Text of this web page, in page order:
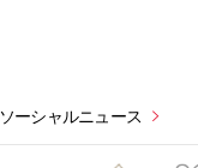
ソーシャルニュース